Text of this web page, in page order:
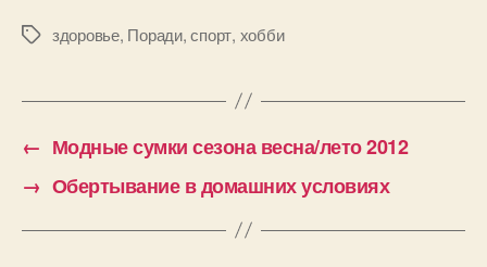
Позначки
здоровье, Поради,спорт, хобби
← Модные сумки сезона весна/лето 2012
→ Обертывание в домашних условиях